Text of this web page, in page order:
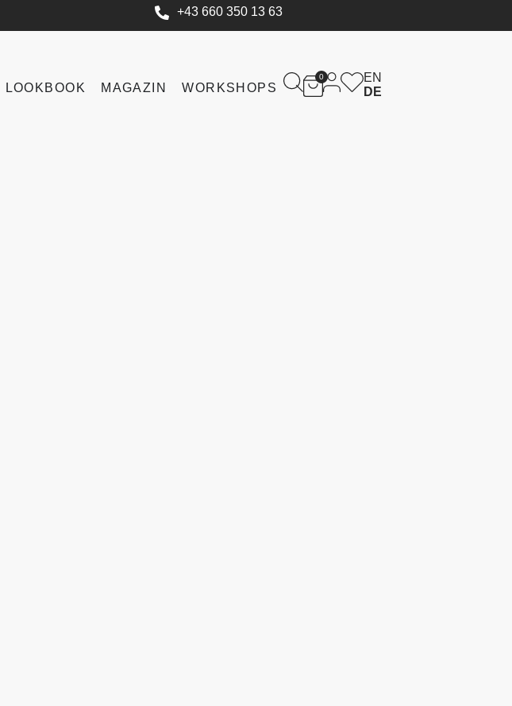
+43 660 350 13 63
LOOKBOOK MAGAZIN WORKSHOPS
0
EN
DE